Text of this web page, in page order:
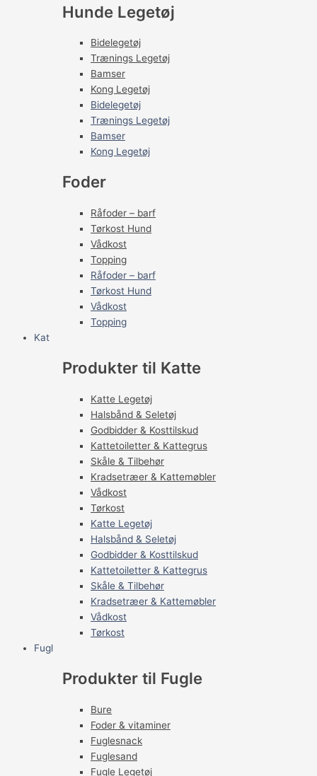
Hunde Legetøj
Bidelegetøj
Trænings Legetøj
Bamser
Kong Legetøj
Bidelegetøj
Trænings Legetøj
Bamser
Kong Legetøj
Foder
Råfoder – barf
Tørkost Hund
Vådkost
Topping
Råfoder – barf
Tørkost Hund
Vådkost
Topping
Kat
Produkter til Katte
Katte Legetøj
Halsbånd & Seletøj
Godbidder & Kosttilskud
Kattetoiletter & Kattegrus
Skåle & Tilbehør
Kradsetræer & Kattemøbler
Vådkost
Tørkost
Katte Legetøj
Halsbånd & Seletøj
Godbidder & Kosttilskud
Kattetoiletter & Kattegrus
Skåle & Tilbehør
Kradsetræer & Kattemøbler
Vådkost
Tørkost
Fugl
Produkter til Fugle
Bure
Foder & vitaminer
Fuglesnack
Fuglesand
Fugle Legetøj